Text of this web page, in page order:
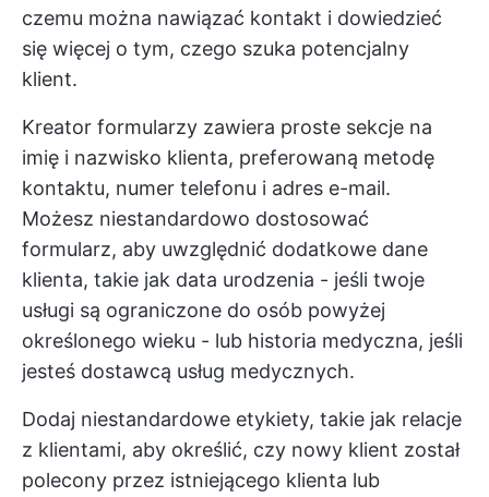
czemu można nawiązać kontakt i dowiedzieć
się więcej o tym, czego szuka potencjalny
klient.
Kreator formularzy zawiera proste sekcje na
imię i nazwisko klienta, preferowaną metodę
kontaktu, numer telefonu i adres e-mail.
Możesz niestandardowo dostosować
formularz, aby uwzględnić dodatkowe dane
klienta, takie jak data urodzenia - jeśli twoje
usługi są ograniczone do osób powyżej
określonego wieku - lub historia medyczna, jeśli
jesteś dostawcą usług medycznych.
Dodaj niestandardowe etykiety, takie jak relacje
z klientami, aby określić, czy nowy klient został
polecony przez istniejącego klienta lub